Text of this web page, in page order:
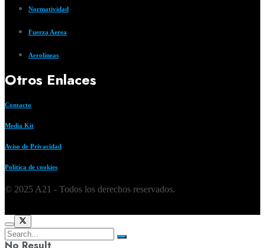
Normatividad
Fuerza Aerea
Aerolíneas
Otros Enlaces
Contacto
Media Kit
Aviso de Privacidad
Política de cookies
© 2025 A21 - Todos los derechos reservados.